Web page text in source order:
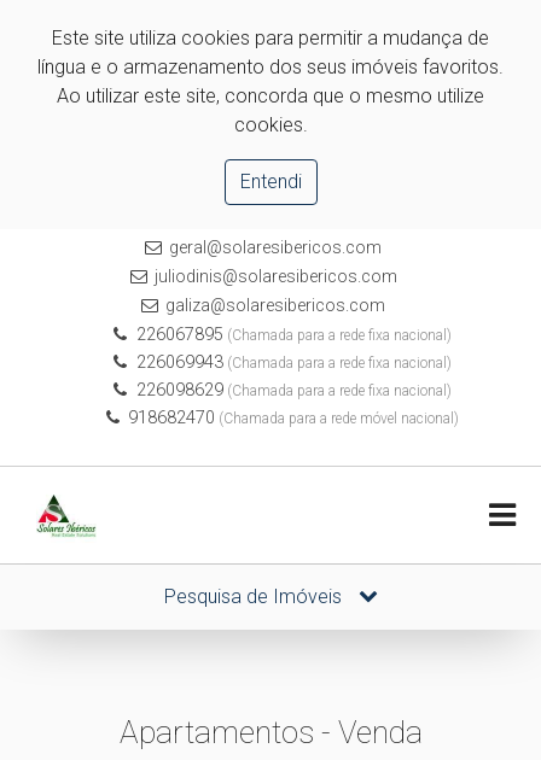
Este site utiliza cookies para permitir a mudança de
língua e o armazenamento dos seus imóveis favoritos.
Ao utilizar este site, concorda que o mesmo utilize
cookies.
Entendi
geral@solaresibericos.com
juliodinis@solaresibericos.com
galiza@solaresibericos.com
226067895 (Chamada para a rede fixa nacional)
226069943(Chamada para a rede fixa nacional)
226098629(Chamada para a rede fixa nacional)
918682470 (Chamada para a rede móvel nacional)
Pesquisa de Imóveis
Apartamentos - Venda